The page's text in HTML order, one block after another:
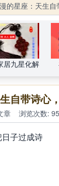
的星座：天生
居九星化解
自带诗心
章 浏览次数: 95
子过成诗